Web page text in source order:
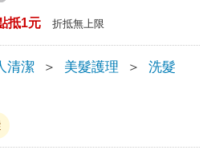
抵1元 折抵無上限
清潔 ＞ 美髮護理 ＞ 洗髮